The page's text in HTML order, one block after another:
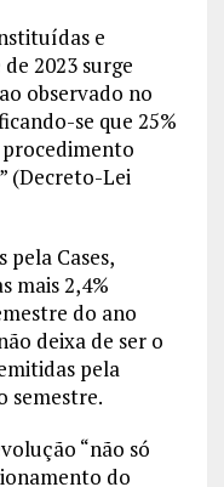
e
2023 surge
observado no
se que 25%
(Decreto-Lei
pela Cases,
mais 2,4%
do ano
deixa de ser o
pela
semestre.
“não só
do